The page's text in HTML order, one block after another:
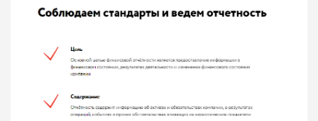
БЮДЖЕТ: ВЫСОКИЙ
ЛЮБИТЕЛЯ
М СТАВОК